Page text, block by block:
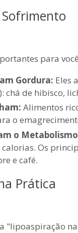
para
Gordura: Eles
de hibisco,
Alimentos
o
o
Os
e café.
Prática
"lipoaspiração